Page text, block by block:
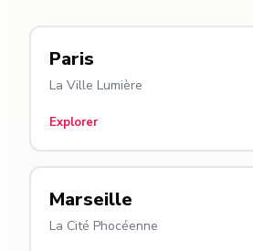
Paris
La Ville Lumière
Explorer
Marseille
La Cité Phocéenne